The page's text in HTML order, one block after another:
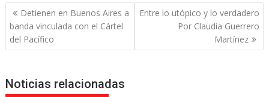
Navegación
de
entradas
Detienen en Buenos Aires a
banda vinculada con el Cártel
del Pacífico
Entre lo utópico y lo verdadero
Por Claudia Guerrero
Martínez
Noticias relacionadas